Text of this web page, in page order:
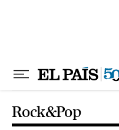
Rock&Pop